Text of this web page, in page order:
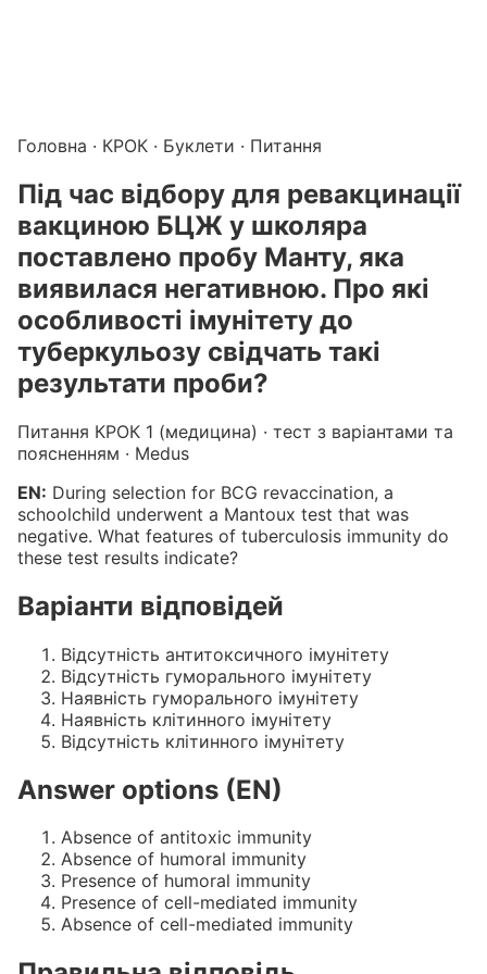
Головна · КРОК · Буклети · Питання
Пiд час вiдбору для ревакцинацiї
вакциною БЦЖ у школяра
поставлено пробу Манту, яка
виявилася негативною. Про якi
особливостi iмунiтету до
туберкульозу свiдчать такi
результати проби?
Питання КРОК 1 (медицина) · тест з варіантами та
поясненням · Medus
EN: During selection for BCG revaccination, a
schoolchild underwent a Mantoux test that was
negative. What features of tuberculosis immunity do
these test results indicate?
Варіанти відповідей
Вiдсутнiсть антитоксичного iмунiтету
Вiдсутнiсть гуморального iмунiтету
Наявнiсть гуморального iмунiтету
Наявнiсть клiтинного iмунiтету
Вiдсутнiсть клiтинного iмунiтету
Answer options (EN)
Absence of antitoxic immunity
Absence of humoral immunity
Presence of humoral immunity
Presence of cell-mediated immunity
Absence of cell-mediated immunity